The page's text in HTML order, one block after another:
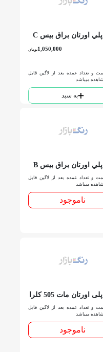
رنگ پلي اورتان براق بيس C
1,050,000تومان
و تعداد عمده بعد از لاگین قابل
میباشد
به سبد
رنگ پلي اورتان براق بيس B
و تعداد عمده بعد از لاگین قابل
میباشد
ناموجود
کیلر پلی اورتان مات 505 کلرا
و تعداد عمده بعد از لاگین قابل
میباشد
ناموجود